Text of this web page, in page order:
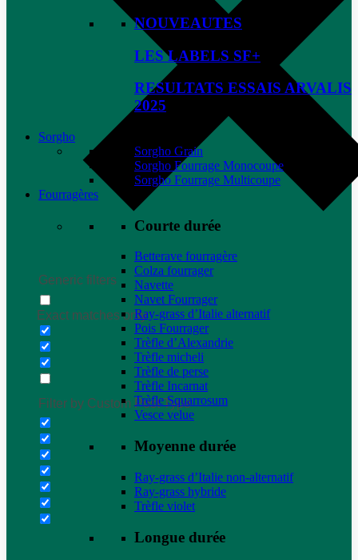
Generic filters
Exact matches only
Filter by Custom Post Type
NOUVEAUTES
LES LABELS SF+
RESULTATS ESSAIS ARVALIS
2025
Sorgho
Sorgho Grain
Sorgho Fourrage Monocoupe
Sorgho Fourrage Multicoupe
Fourragères
Courte durée
Betterave fourragère
Colza fourrager
Navette
Navet Fourrager
Ray-grass d’Italie alternatif
Pois Fourrager
Trèfle d’Alexandrie
Trèfle micheli
Trèfle de perse
Trèfle Incarnat
Trèfle Squarrosum
Vesce velue
Moyenne durée
Ray-grass d’Italie non-alternatif
Ray-grass hybride
Trèfle violet
Longue durée